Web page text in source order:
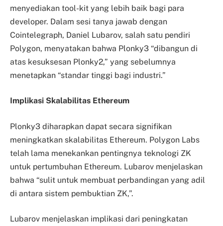
menyediakan tool-kit yang lebih baik bagi para
developer. Dalam sesi tanya jawab dengan
Cointelegraph, Daniel Lubarov, salah satu pendiri
Polygon, menyatakan bahwa Plonky3 “dibangun di
atas kesuksesan Plonky2,” yang sebelumnya
menetapkan “standar tinggi bagi industri.”
Implikasi Skalabilitas Ethereum
Plonky3 diharapkan dapat secara signifikan
meningkatkan skalabilitas Ethereum. Polygon Labs
telah lama menekankan pentingnya teknologi ZK
untuk pertumbuhan Ethereum. Lubarov menjelaskan
bahwa “sulit untuk membuat perbandingan yang adil
di antara sistem pembuktian ZK,”.
Lubarov menjelaskan implikasi dari peningkatan